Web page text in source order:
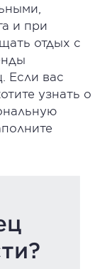
и при
отдых с
Если вас
узнать о